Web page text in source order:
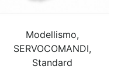
Modellismo,
SERVOCOMANDI,
Standard